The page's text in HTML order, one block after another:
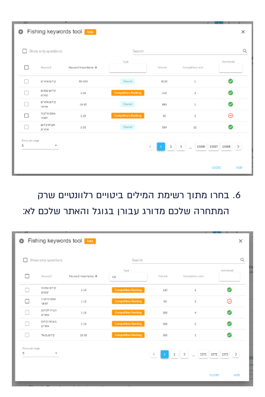
בחרו מתוך רשימת המילים ביטויים רלוונטיים שרק
המתחרה שלכם מדורג עבורן בגוגל והאתר שלכם לא: